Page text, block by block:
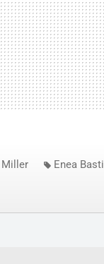
Enea